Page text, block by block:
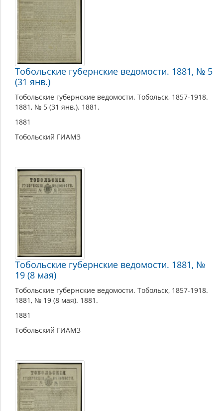
Тобольские губернские ведомости. 1881, № 5
(31 янв.)
Тобольские губернские ведомости. Тобольск, 1857-1918.
1881, № 5 (31 янв.). 1881.
1881
Тобольский ГИАМЗ
Тобольские губернские ведомости. 1881, №
19 (8 мая)
Тобольские губернские ведомости. Тобольск, 1857-1918.
1881, № 19 (8 мая). 1881.
1881
Тобольский ГИАМЗ